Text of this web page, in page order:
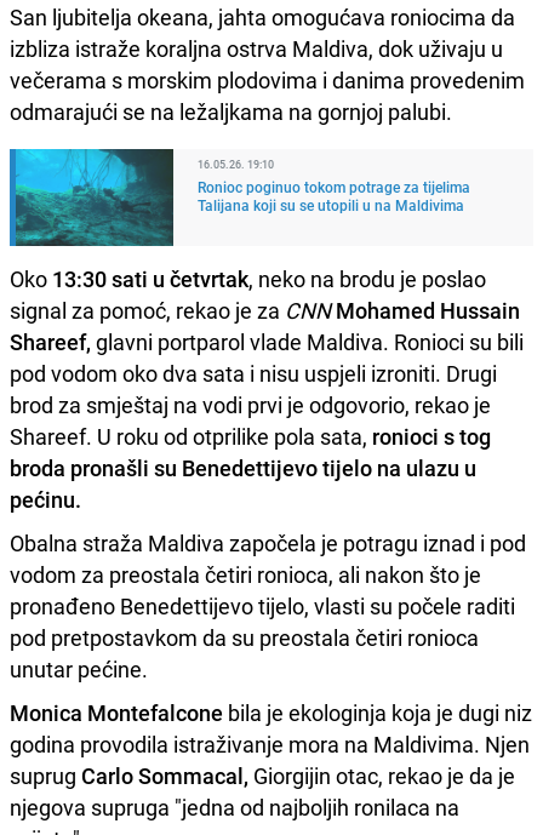
San ljubitelja okeana, jahta omogućava roniocima da
izbliza istraže koraljna ostrva Maldiva, dok uživaju u
večerama s morskim plodovima i danima provedenim
odmarajući se na ležaljkama na gornjoj palubi.
16.05.26. 19:10
Ronioc poginuo tokom potrage za tijelima
Talijana koji su se utopili u na Maldivima
Oko 13:30 sati u četvrtak, neko na brodu je poslao
signal za pomoć, rekao je za CNN Mohamed Hussain
Shareef, glavni portparol vlade Maldiva. Ronioci su bili
pod vodom oko dva sata i nisu uspjeli izroniti. Drugi
brod za smještaj na vodi prvi je odgovorio, rekao je
Shareef. U roku od otprilike pola sata, ronioci s tog
broda pronašli su Benedettijevo tijelo na ulazu u
pećinu.
Obalna straža Maldiva započela je potragu iznad i pod
vodom za preostala četiri ronioca, ali nakon što je
pronađeno Benedettijevo tijelo, vlasti su počele raditi
pod pretpostavkom da su preostala četiri ronioca
unutar pećine.
Monica Montefalcone bila je ekologinja koja je dugi niz
godina provodila istraživanje mora na Maldivima. Njen
suprug Carlo Sommacal, Giorgijin otac, rekao je da je
njegova supruga "jedna od najboljih ronilaca na